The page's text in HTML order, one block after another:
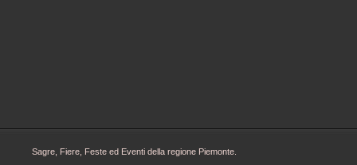
Sagre, Fiere, Feste ed Eventi della regione Piemonte.